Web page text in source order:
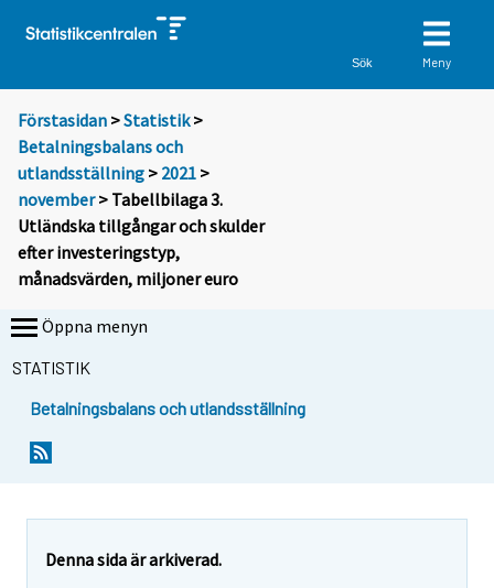
Sök Meny
Förstasidan >Statistik >
Betalningsbalans och
utlandsställning > 2021 >
november> Tabellbilaga 3.
Utländska tillgångar och skulder
efter investeringstyp,
månadsvärden, miljoner euro
Öppna menyn
STATISTIK
Betalningsbalans och utlandsställning
Denna sida är arkiverad.